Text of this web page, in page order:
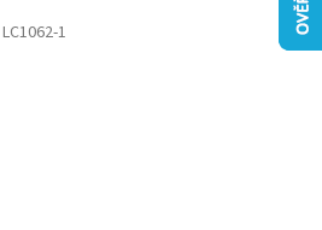
LC1062-1